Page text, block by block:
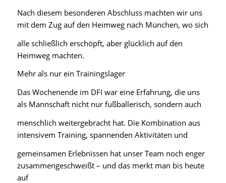
Nach diesem besonderen Abschluss machten wir uns
mit dem Zug auf den Heimweg nach München, wo sich
alle schließlich erschöpft, aber glücklich auf den
Heimweg machten.
Mehr als nur ein Trainingslager
Das Wochenende im DFI war eine Erfahrung, die uns
als Mannschaft nicht nur fußballerisch, sondern auch
menschlich weitergebracht hat. Die Kombination aus
intensivem Training, spannenden Aktivitäten und
gemeinsamen Erlebnissen hat unser Team noch enger
zusammengeschweißt – und das merkt man bis heute
auf